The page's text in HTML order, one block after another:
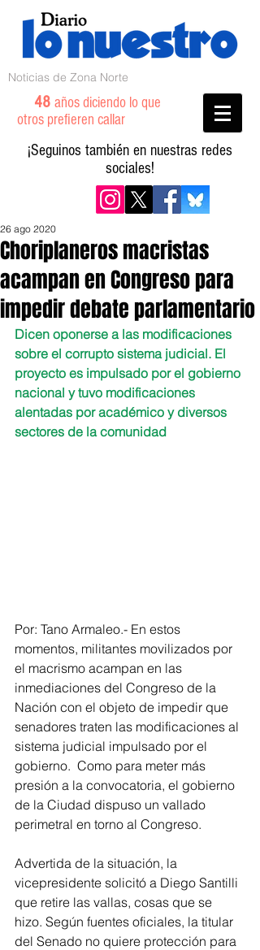
Noticias de Zona Norte
48 años diciendo lo que
otros prefieren callar
¡Seguinos también en nuestras redes
sociales!
Choriplaneros macristas
acampan en Congreso para
impedir debate parlamentario
26 ago 2020
Dicen oponerse a las modificaciones
sobre el corrupto sistema judicial. El
proyecto es impulsado por el gobierno
nacional y tuvo modificaciones
alentadas por académico y diversos
sectores de la comunidad
Por: Tano Armaleo.- En estos
momentos, militantes movilizados por
el macrismo acampan en las
inmediaciones del Congreso de la
Nación con el objeto de impedir que
senadores traten las modificaciones al
sistema judicial impulsado por el
gobierno.  Como para meter más
presión a la convocatoria, el gobierno
de la Ciudad dispuso un vallado
perimetral en torno al Congreso.
Advertida de la situación, la
vicepresidente solicitó a Diego Santilli
que retire las vallas, cosas que se
hizo. Según fuentes oficiales, la titular
del Senado no quiere protección para